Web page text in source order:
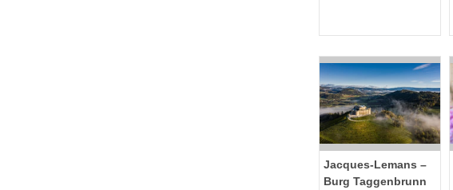
Jacques-Lemans –
Burg Taggenbrunn